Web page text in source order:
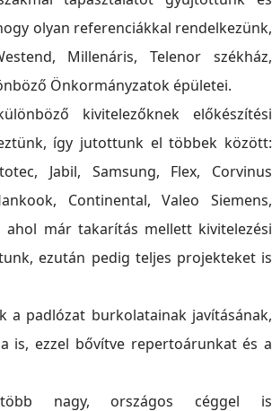
olyan referenciákkal rendelkezünk,
Millenáris, Telenor székház,
Önkormányzatok épületei.
kivitelezőknek előkészítési
így jutottunk el többek között:
Jabil, Samsung, Flex, Corvinus
Continental, Valeo Siemens,
ahol már takarítás mellett kivitelezési
ezután pedig teljes projekteket is
a padlózat burkolatainak javításának,
is, ezzel bővítve repertoárunkat és a
nagy, országos céggel is